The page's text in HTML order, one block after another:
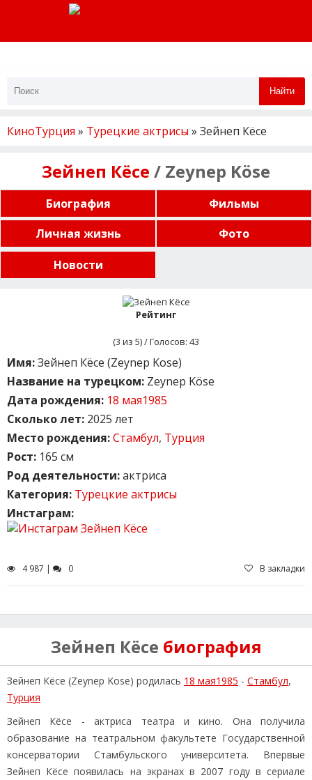
Найти
КиноТурция » Турецкие актрисы » Зейнеп Кёсе
Зейнеп Кёсе / Zeynep Köse
Биография
Фильмы
Личная жизнь
Фото
Новости
Рейтинг
(3 из 5) / Голосов: 43
Имя:Зейнеп Кёсе (Zeynep Kose)
Название на турецком: Zeynep Köse
Дата рождения: 18 мая1985
Сколько лет: 2025 лет
Место рождения:Стамбул, Турция
Рост: 165 см
Род деятельности:актриса
Категория: Турецкие актрисы
Инстаграм:
4 987 | 0 В закладки
Зейнеп Кёсе биография
Зейнеп Кёсе (Zeynep Kose) родилась 18 мая1985 - Стамбул,
Турция
Зейнеп Кёсе - актриса театра и кино. Она получила
образование на театральном факультете Государственной
консерватории Стамбульского университета. Впервые
Зейнеп Кёсе появилась на экранах в 2007 году в сериале